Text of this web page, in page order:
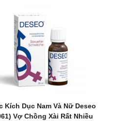
Kích Dục Nam Và Nữ Deseo
Vợ Chồng Xài Rất Nhiều